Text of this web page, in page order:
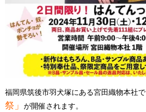
福岡県筑後市羽犬塚にある宮田織物本社で
祭」
が開催されます。